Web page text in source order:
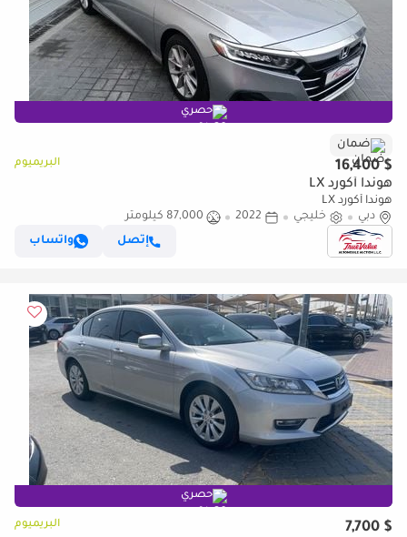
حصري
ضمان
$ 16,400 البريميوم
هوندا أكورد LX
هوندا أكورد LX
دبي
خليجي 2022
87,000 كيلومتر
إتصل
واتساب
حصري
$ 7,700 البريميوم